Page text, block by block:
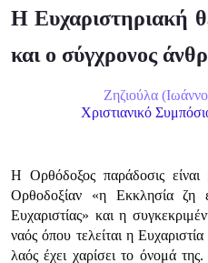
Η Ευχαριστηριακή
και ο σύγχρονος
Ζηζιούλα
Χριστιανικό
H Oρθόδοξος παράδοσις είναι
Ορθοδοξίαν «η Εκκλησία ζη
Ευχαριστίας» και η
ναός όπου τελείται η
λαός έχει χαρίσει το όνομά